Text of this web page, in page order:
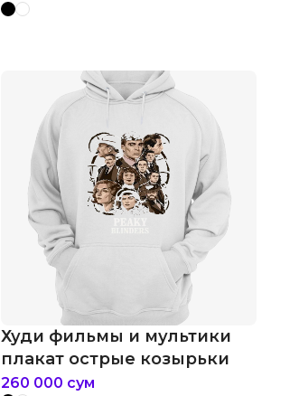
Худи фильмы и мультики
плакат острые козырьки
260 000 сум